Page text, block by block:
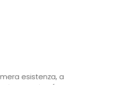
esistenza, a